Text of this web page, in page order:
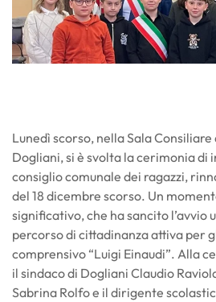
Lunedì scorso, nella Sala Consiliare
Dogliani, si è svolta la cerimonia di
consiglio comunale dei ragazzi,
del 18 dicembre scorso. Un
significativo, che ha sancito l’avvio
percorso di cittadinanza attiva per
comprensivo “Luigi Einaudi”. Alla
il sindaco di Dogliani Claudio
Sabrina Rolfo e il dirigente